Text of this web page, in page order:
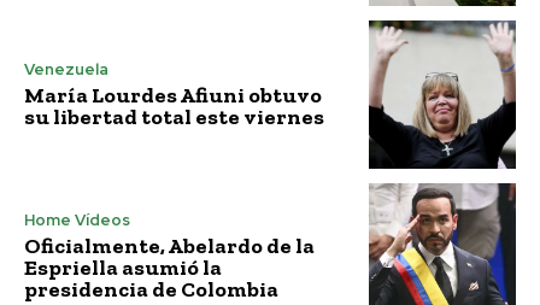
Venezuela
María Lourdes Afiuni obtuvo
su libertad total este viernes
Home Vídeos
Oficialmente, Abelardo de la
Espriella asumió la
presidencia de Colombia